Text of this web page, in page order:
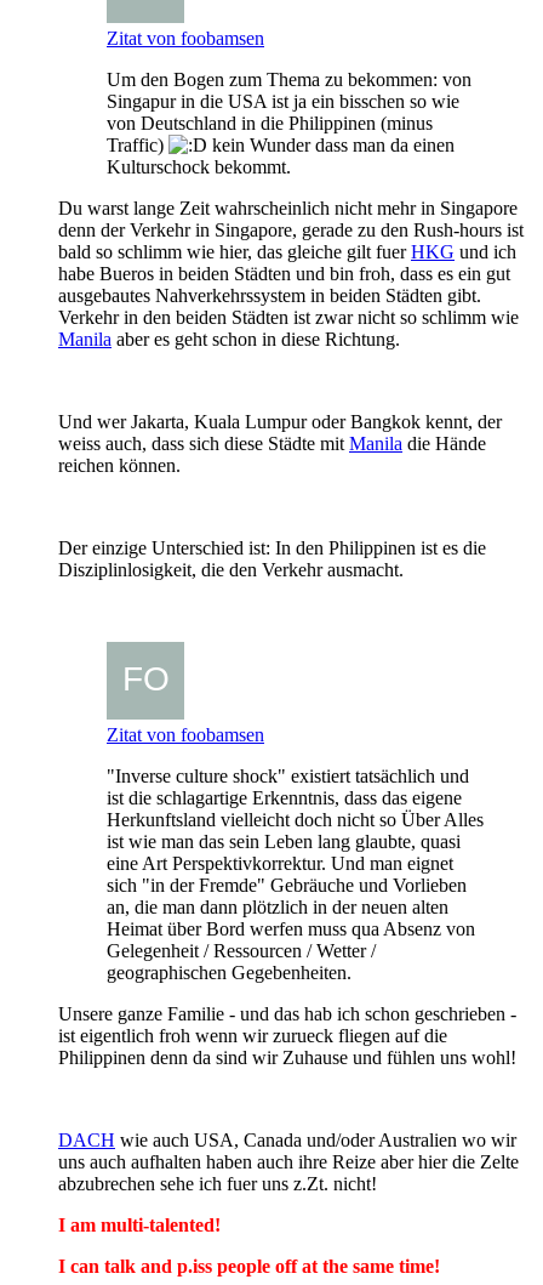
Zitat von foobamsen
Um den Bogen zum Thema zu bekommen: von
Singapur in die USA ist ja ein bisschen so wie
von Deutschland in die Philippinen (minus
Traffic)
kein Wunder dass man da einen
Kulturschock bekommt.
Du warst lange Zeit wahrscheinlich nicht mehr in Singapore
denn der Verkehr in Singapore, gerade zu den Rush-hours ist
bald so schlimm wie hier, das gleiche gilt fuerHKG und ich
habe Bueros in beiden Städten und bin froh, dass es ein gut
ausgebautes Nahverkehrssystem in beiden Städten gibt.
Verkehr in den beiden Städten ist zwar nicht so schlimm wie
Manila aber es geht schon in diese Richtung.
Und wer Jakarta, Kuala Lumpur oder Bangkok kennt, der
weiss auch, dass sich diese Städte mit Manila die Hände
reichen können.
Der einzige Unterschied ist: In den Philippinen ist es die
Disziplinlosigkeit, die den Verkehr ausmacht.
Zitat von foobamsen
"Inverse culture shock" existiert tatsächlich und
ist die schlagartige Erkenntnis, dass das eigene
Herkunftsland vielleicht doch nicht so Über Alles
ist wie man das sein Leben lang glaubte, quasi
eine Art Perspektivkorrektur. Und man eignet
sich "in der Fremde" Gebräuche und Vorlieben
an, die man dann plötzlich in der neuen alten
Heimat über Bord werfen muss qua Absenz von
Gelegenheit / Ressourcen / Wetter /
geographischen Gegebenheiten.
Unsere ganze Familie - und das hab ich schon geschrieben -
ist eigentlich froh wenn wir zurueck fliegen auf die
Philippinen denn da sind wir Zuhause und fühlen uns wohl!
DACH wie auch USA, Canada und/oder Australien wo wir
uns auch aufhalten haben auch ihre Reize aber hier die Zelte
abzubrechen sehe ich fuer uns z.Zt. nicht!
I am multi-talented!
I can talk and p.iss people off at the same time!